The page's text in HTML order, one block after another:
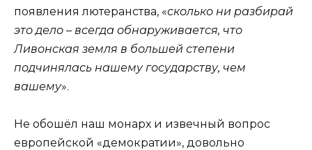
появления лютеранства, «сколько ни разбирай
это дело – всегда обнаруживается, что
Ливонская земля в большей степени
подчинялась нашему государству, чем
вашему».
Не обошёл наш монарх и извечный вопрос
европейской «демократии», довольно